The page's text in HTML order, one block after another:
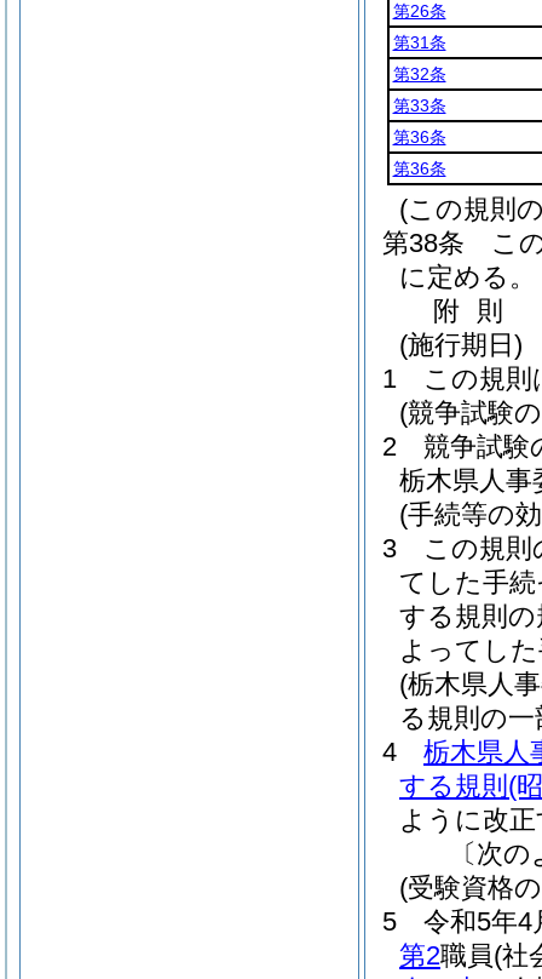
第26条
第31条
第32条
第33条
第36条
第36条
(この規則
第38条
こ
に定める。
附 則
(施行期日)
1
この規則
(競争試験
2
競争試験
栃木県人事
(手続等の
3
この規則
てした手
する規則
よってし
(栃木県人
る規則の一
4
栃木県人
する規則 (
ように改
〔次
(受験資格
5
令和5年4
第2職員(社